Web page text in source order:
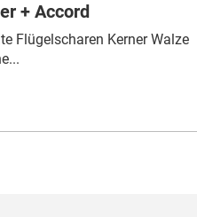
+ Accord
Flügelscharen Kerner Walze